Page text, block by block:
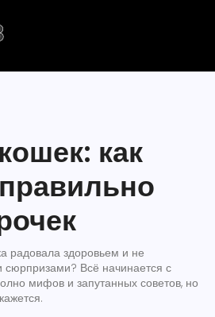
как
радовала здоровьем и не
Всё начинается с
мифов и запутанных советов, но